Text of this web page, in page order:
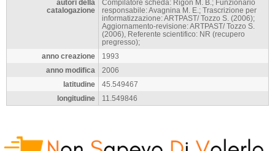
autori della
catalogazione
Compilatore scheda: Rigon M. B.; Funzionario
responsabile: Avagnina M. E.; Trascrizione per
informatizzazione: ARTPAST/ Tozzo S. (2006);
Aggiornamento-revisione: ARTPAST/ Tozzo S.
(2006), Referente scientifico: NR (recupero
pregresso);
anno creazione
1993
anno modifica
2006
latitudine
45.549467
longitudine
11.549846